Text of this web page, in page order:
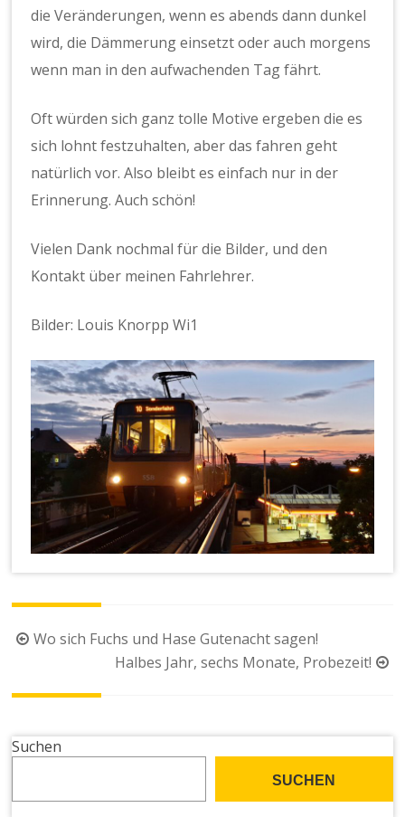
die Veränderungen, wenn es abends dann dunkel
wird, die Dämmerung einsetzt oder auch morgens
wenn man in den aufwachenden Tag fährt.
Oft würden sich ganz tolle Motive ergeben die es
sich lohnt festzuhalten, aber das fahren geht
natürlich vor. Also bleibt es einfach nur in der
Erinnerung. Auch schön!
Vielen Dank nochmal für die Bilder, und den
Kontakt über meinen Fahrlehrer.
Bilder: Louis Knorpp Wi1
Beitragsnavigation
Wo sich Fuchs und Hase Gutenacht sagen!
Halbes Jahr, sechs Monate, Probezeit!
Suchen
SUCHEN